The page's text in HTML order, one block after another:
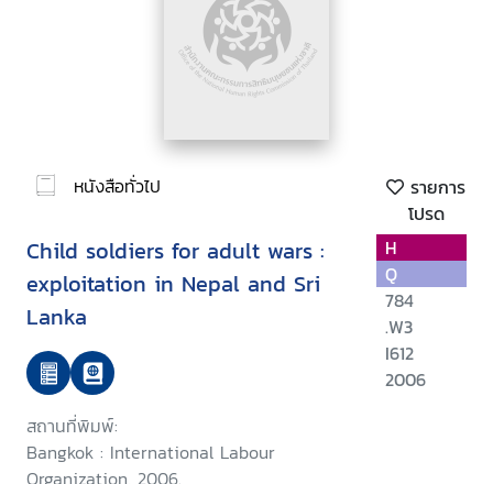
หนังสือทั่วไป
รายการ
โปรด
Child soldiers for adult wars :
exploitation in Nepal and Sri
Lanka
สถานที่พิมพ์:
Bangkok : International Labour
H
Q
784
.W3
I612
2006